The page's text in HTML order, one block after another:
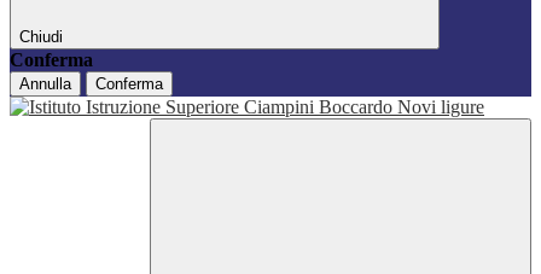
Chiudi
Conferma
Annulla Conferma